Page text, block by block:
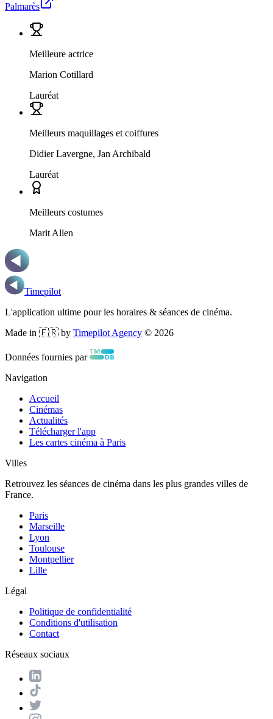
Palmarès
Meilleure actrice
Marion Cotillard
Lauréat
Meilleurs maquillages et coiffures
Didier Lavergne, Jan Archibald
Lauréat
Meilleurs costumes
Marit Allen
Timepilot
L'application ultime pour les horaires & séances de cinéma.
Made in 🇫🇷 by Timepilot Agency © 2026
Données fournies par
Navigation
Accueil
Cinémas
Actualités
Télécharger l'app
Les cartes cinéma à Paris
Villes
Retrouvez les séances de cinéma dans les plus grandes villes de
France.
Paris
Marseille
Lyon
Toulouse
Montpellier
Lille
Légal
Politique de confidentialité
Conditions d'utilisation
Contact
Réseaux sociaux